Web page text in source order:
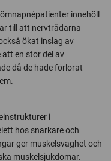
innehöll
till att nervtrådarna
ökat inslag av
att en stor del av
då de hade förlorat
i
hos snarkare och
ger muskelsvaghet och
muskelsjukdomar.